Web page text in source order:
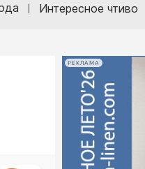
Интересное чтиво
РЕКЛАМА